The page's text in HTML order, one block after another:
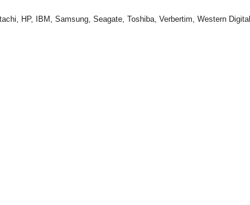
HP, IBM, Samsung, Seagate, Toshiba, Verbertim, Western Digital